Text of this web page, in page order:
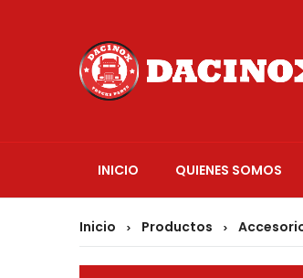
INICIO QUIENES SOMOS
Inicio > Productos >